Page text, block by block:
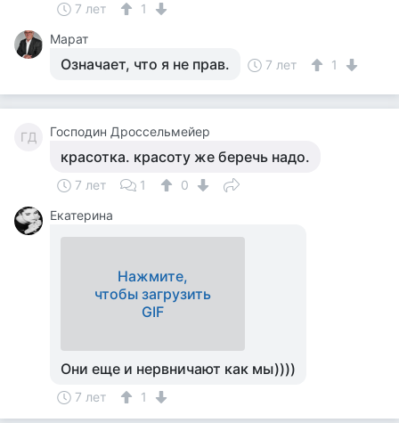
7 лет
1
Марат
Означает, что я не прав. 7 лет 1
ГД Господин Дроссельмейер
красотка. красоту же беречь надо.
7 лет 1
0
Екатерина
Нажмите,
чтобы загрузить
GIF
Они еще и нервничают как мы))))
7 лет 1